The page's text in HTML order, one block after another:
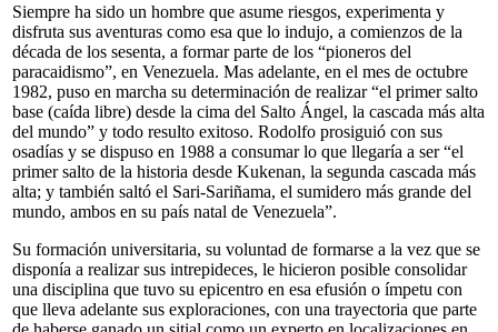
Siempre ha sido un hombre que asume riesgos, experimenta y
disfruta sus aventuras como esa que lo indujo, a comienzos de la
década de los sesenta, a formar parte de los “pioneros del
paracaidismo”, en Venezuela. Mas adelante, en el mes de octubre
1982, puso en marcha su determinación de realizar “el primer salto
base (caída libre) desde la cima del Salto Ángel, la cascada más alta
del mundo” y todo resulto exitoso. Rodolfo prosiguió con sus
osadías y se dispuso en 1988 a consumar lo que llegaría a ser “el
primer salto de la historia desde Kukenan, la segunda cascada más
alta; y también saltó el Sari-Sariñama, el sumidero más grande del
mundo, ambos en su país natal de Venezuela”.
Su formación universitaria, su voluntad de formarse a la vez que se
disponía a realizar sus intrepideces, le hicieron posible consolidar
una disciplina que tuvo su epicentro en esa efusión o ímpetu con
que lleva adelante sus exploraciones, con una trayectoria que parte